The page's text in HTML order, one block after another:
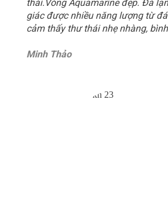
thái.Vòng Aquamarine đẹp. Đá
giác được nhiều năng lượng từ
cảm thấy thư thái nhẹ nhàng,
Minh Thảo